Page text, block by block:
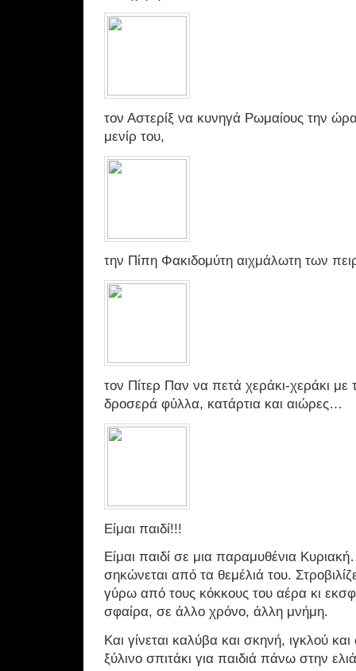
τον Αστερίξ να κυνηγά Ρωμαίους την
μενίρ του,
την Πίπη Φακιδομύτη αιχμάλωτη των
τον Πίτερ Παν να πετά χεράκι-χεράκι
δροσερά φύλλα, κατάρτια και αιώρες…
Είμαι παιδί!!!
Είμαι παιδί σε μια παραμυθένια
σηκώνεται από τα θεμέλιά του.
γύρω από τους κόκκους του αέρα κι
σφαίρα, σε άλλο χρόνο, άλλη μνήμη.
Και γίνεται καλύβα και σκηνή, ιγκλού
ξύλινο σπιτάκι για παιδιά πάνω στην